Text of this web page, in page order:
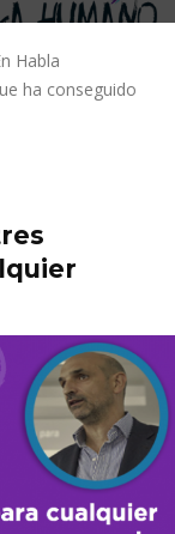
Habla
ha conseguido